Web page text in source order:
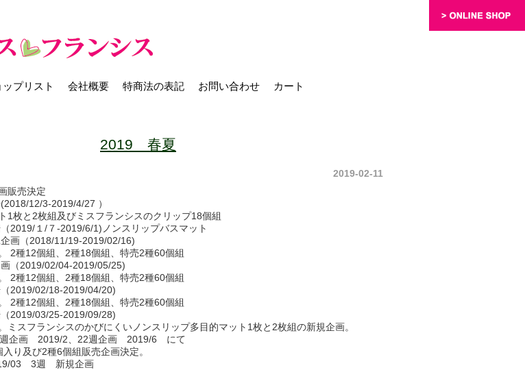
ップリスト 会社概要 特商法の表記 お問い合わせ カート
2019 春夏
2019-02-11
販売決定
12/3-2019/4/27 ）
1枚と2枚組及びミスフランシスのクリップ18個組
2019/１/７-2019/6/1)ノンスリップバスマット
画（2018/11/19-2019/02/16)
2種12個組、2種18個組、特売2種60個組
（2019/02/04-2019/05/25)
2種12個組、2種18個組、特売2種60個組
2019/02/18-2019/04/20)
2種12個組、2種18個組、特売2種60個組
2019/03/25-2019/09/28)
ミスフランシスのかびにくいノンスリップ多目的マット1枚と2枚組の新規企画。
企画 2019/2、22週企画 2019/6 にて
り及び2種6個組販売企画決定。
03 3週 新規企画